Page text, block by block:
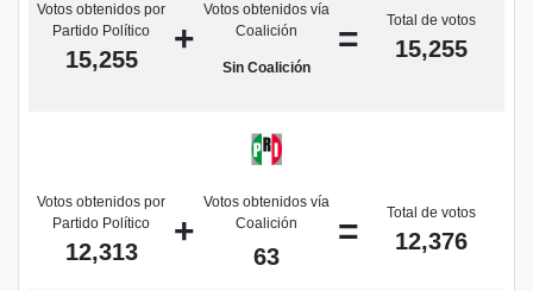
Votos obtenidos por
Partido Político
15,255
+
Votos obtenidos vía
Coalición
Sin Coalición
= Total de votos
15,255
Votos obtenidos por
Partido Político
12,313
+
Votos obtenidos vía
Coalición
63
= Total de votos
12,376